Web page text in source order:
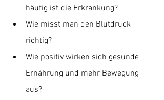
häufig ist die Erkrankung?
Wie misst man den Blutdruck
richtig?
Wie positiv wirken sich gesunde
Ernährung und mehr Bewegung
aus?